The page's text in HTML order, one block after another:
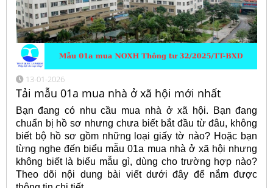
13-01-2026
Tải mẫu 01a mua nhà ở xã hội mới nhất
Bạn đang có nhu cầu mua nhà ở xã hội. Bạn đang
chuẩn bị hồ sơ nhưng chưa biết bắt đầu từ đâu, không
biết bộ hồ sơ gồm những loại giấy tờ nào? Hoặc bạn
từng nghe đến biểu mẫu 01a mua nhà ở xã hội nhưng
không biết là biểu mẫu gì, dùng cho trường hợp nào?
Theo dõi nội dung bài viết dưới đây để nắm được